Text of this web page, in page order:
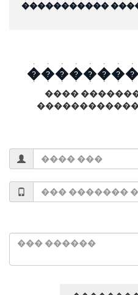
�����������
����